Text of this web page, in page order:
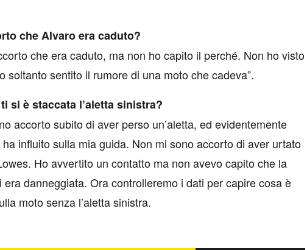
che Alvaro era caduto?
che era caduto, ma non ho capito il perché. Non ho visto
soltanto sentito il rumore di una moto che cadeva”.
si è staccata l’aletta sinistra?
accorto subito di aver perso un’aletta, ed evidentemente
influito sulla mia guida. Non mi sono accorto di aver urtato
Ho avvertito un contatto ma non avevo capito che la
era danneggiata. Ora controlleremo i dati per capire cosa è
moto senza l’aletta sinistra.